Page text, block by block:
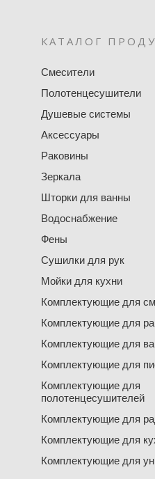
КАТАЛОГ
Смесители
Полотенцесушители
Душевые системы
Аксессуары
Раковины
Зеркала
Шторки для ванны
Водоснабжение
Фены
Сушилки для рук
Мойки для кухни
Комплектующие для
Комплектующие для
Комплектующие для
Комплектующие для
Комплектующие для
полотенцесушителей
Комплектующие для
Комплектующие для
Комплектующие для